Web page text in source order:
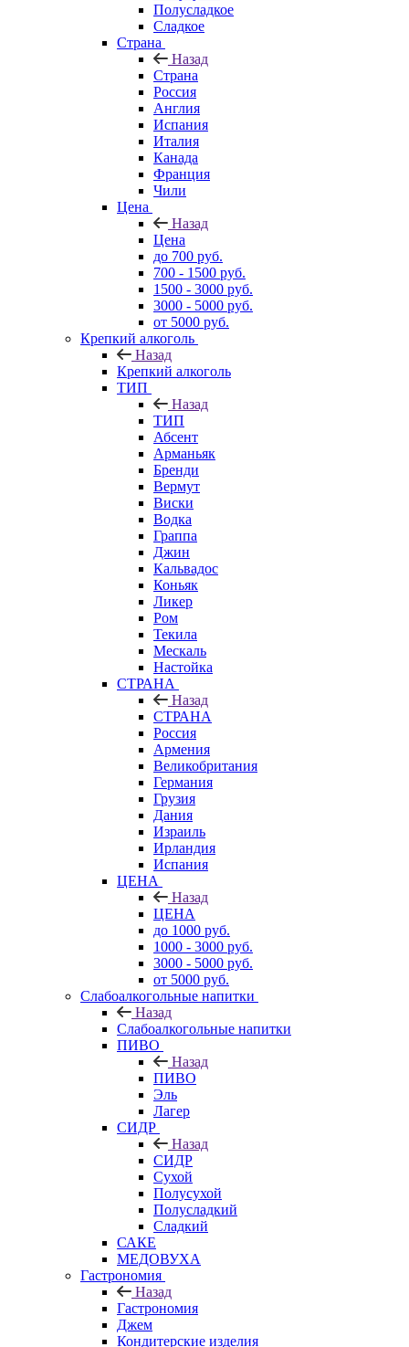
Полусладкое
Сладкое
Страна
Назад
Страна
Россия
Англия
Испания
Италия
Канада
Франция
Чили
Цена
Назад
Цена
до 700 руб.
700 - 1500 руб.
1500 - 3000 руб.
3000 - 5000 руб.
от 5000 руб.
Крепкий алкоголь
Назад
Крепкий алкоголь
ТИП
Назад
ТИП
Абсент
Арманьяк
Бренди
Вермут
Виски
Водка
Граппа
Джин
Кальвадос
Коньяк
Ликер
Ром
Текила
Мескаль
Настойка
СТРАНА
Назад
СТРАНА
Россия
Армения
Великобритания
Германия
Грузия
Дания
Израиль
Ирландия
Испания
ЦЕНА
Назад
ЦЕНА
до 1000 руб.
1000 - 3000 руб.
3000 - 5000 руб.
от 5000 руб.
Слабоалкогольные напитки
Назад
Слабоалкогольные напитки
ПИВО
Назад
ПИВО
Эль
Лагер
СИДР
Назад
СИДР
Сухой
Полусухой
Полусладкий
Сладкий
САКЕ
МЕДОВУХА
Гастрономия
Назад
Гастрономия
Джем
Кондитерские изделия